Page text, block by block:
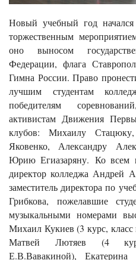
Новый учебный год
торжественным
оно выносом
Федерации, флага
Гимна России. Право
лучшим студентам
победителям
активистам Движения
клубов: Михаилу
Яковенко, Александру
Юрию Егиазаряну. Ко всем
директор колледжа Андрей
заместитель директора по
Грибкова, пожелавшие
музыкальными номерами
Михаил Кукиев (3 курс,
Матвей Лютяев (4
Е.В.Вавакиной),